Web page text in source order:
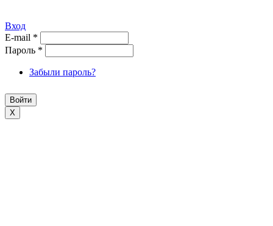
Вход
E-mail *
Пароль *
Забыли пароль?
X